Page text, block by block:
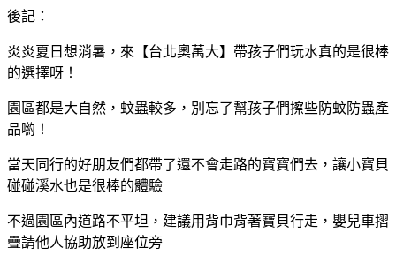
後記：
炎炎夏日想消暑，來【台北奧萬大】帶孩子們玩水真的是很棒
的選擇呀！
園區都是大自然，蚊蟲較多，別忘了幫孩子們擦些防蚊防蟲產
品喲！
當天同行的好朋友們都帶了還不會走路的寶寶們去，讓小寶貝
碰碰溪水也是很棒的體驗
不過園區內道路不平坦，建議用背巾背著寶貝行走，嬰兒車摺
疊請他人協助放到座位旁